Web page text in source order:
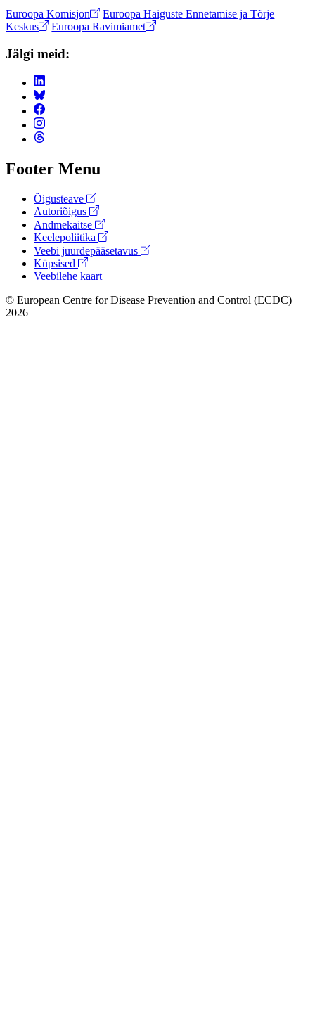
Euroopa Komisjon
Euroopa Haiguste Ennetamise ja Tõrje
Keskus
Euroopa Ravimiamet
Jälgi meid:
Footer Menu
Õigusteave
Autoriõigus
Andmekaitse
Keelepoliitika
Veebi juurdepääsetavus
Küpsised
Veebilehe kaart
© European Centre for Disease Prevention and Control (ECDC)
2026